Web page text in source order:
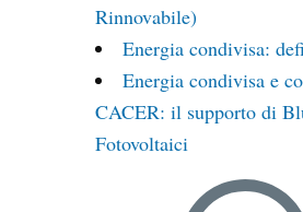
Rinnovabile)
Energia condivisa:
Energia condivisa e
CACER: il supporto di
Fotovoltaici